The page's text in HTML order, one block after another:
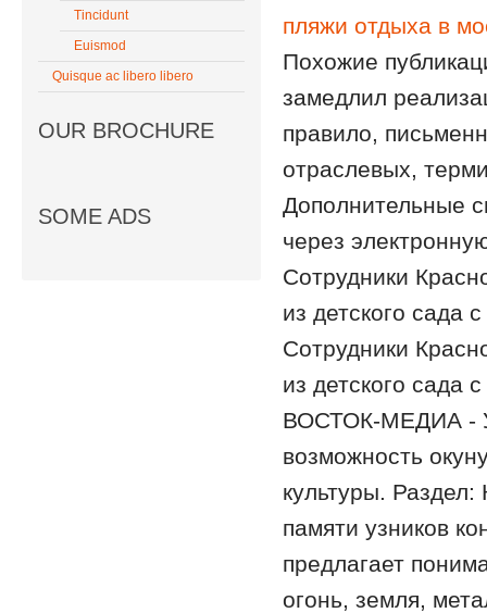
Tincidunt
Euismod
Quisque ac libero libero
OUR BROCHURE
SOME ADS
пляжи отдыха в
Похожие
замедлил
правило,
отраслевых,
Дополнительные
через
Сотрудники
из детского сада
Сотрудники
из детского сада
ВОСТОК-МЕДИА - У
возможность
культуры. Раздел:
памяти узников
предлагает
огонь, земля,